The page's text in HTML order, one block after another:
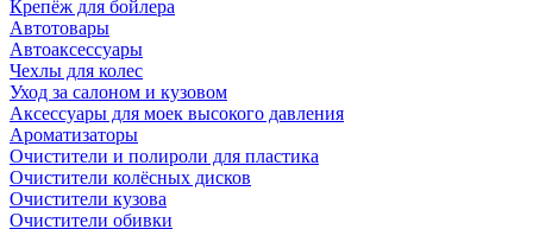
Крепёж для бойлера
Автотовары
Автоаксессуары
Чехлы для колес
Уход за салоном и кузовом
Аксессуары для моек высокого давления
Ароматизаторы
Очистители и полироли для пластика
Очистители колёсных дисков
Очистители кузова
Очистители обивки